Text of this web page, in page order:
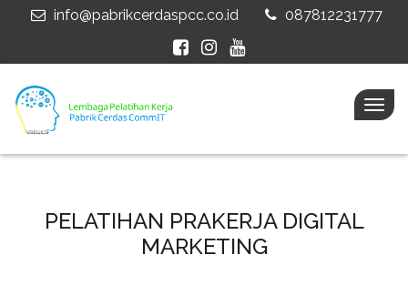
info@pabrikcerdaspcc.co.id 087812231777
PELATIHAN PRAKERJA DIGITAL
MARKETING